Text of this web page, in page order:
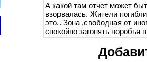
А какой там отчет может
взорвалась. Жители
это.. Зона ,свободная от
спокойно загонять воробья